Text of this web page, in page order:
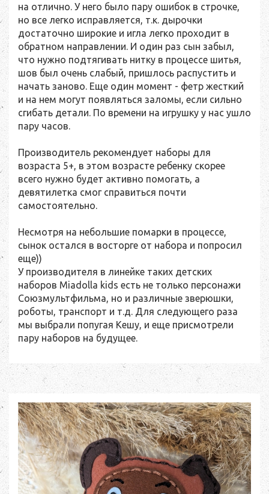
на отлично. У него было пару ошибок в строчке,
но все легко исправляется, т.к. дырочки
достаточно широкие и игла легко проходит в
обратном направлении. И один раз сын забыл,
что нужно подтягивать нитку в процессе шитья,
шов был очень слабый, пришлось распустить и
начать заново. Еще один момент - фетр жесткий
и на нем могут появляться заломы, если сильно
сгибать детали. По времени на игрушку у нас ушло
пару часов.
Производитель рекомендует наборы для
возраста 5+, в этом возрасте ребенку скорее
всего нужно будет активно помогать, а
девятилетка смог справиться почти
самостоятельно.
Несмотря на небольшие помарки в процессе,
сынок остался в восторге от набора и попросил
еще))
У производителя в линейке таких детских
наборов Miadolla kids есть не только персонажи
Союзмультфильма, но и различные зверюшки,
роботы, транспорт и т.д. Для следующего раза
мы выбрали попугая Кешу, и еще присмотрели
пару наборов на будущее.